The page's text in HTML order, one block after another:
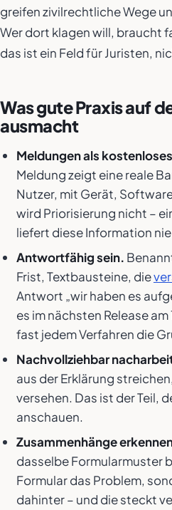
greifen zivilrechtliche Wege
Wer dort klagen will, braucht
das ist ein Feld für Juristen,
Was gute Praxis auf
ausmacht
Meldungen als
Meldung zeigt eine reale
Nutzer, mit Gerät,
wird Priorisierung nicht –
liefert diese Information
Antwortfähig sein.
Frist, Textbausteine, die
Antwort „wir haben es
es im nächsten Release
fast jedem Verfahren die
Nachvollziehbar
aus der Erklärung
versehen. Das ist der Teil,
anschauen.
Zusammenhänge
dasselbe Formularmuster
Formular das Problem,
dahinter – und die steckt